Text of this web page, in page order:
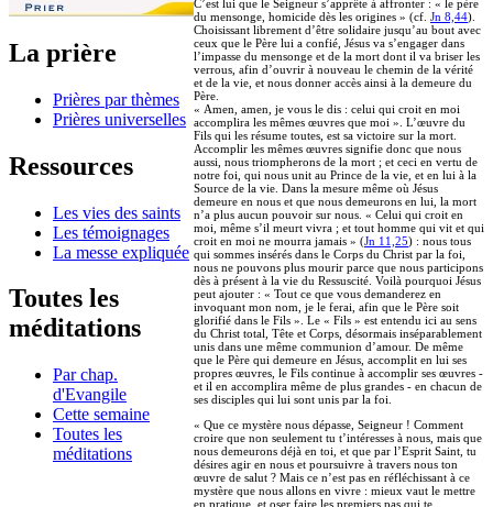
La prière
Prières par thèmes
Prières universelles
Ressources
Les vies des saints
Les témoignages
La messe expliquée
Toutes les
méditations
Par chap.
d'Evangile
Cette semaine
Toutes les
méditations
C’est lui que le Seigneur s’apprête à affronter : « le père
du mensonge, homicide dès les origines » (cf. Jn 8,44).
Choisissant librement d’être solidaire jusqu’au bout avec
ceux que le Père lui a confié, Jésus va s’engager dans
l’impasse du mensonge et de la mort dont il va briser les
verrous, afin d’ouvrir à nouveau le chemin de la vérité
et de la vie, et nous donner accès ainsi à la demeure du
Père.
« Amen, amen, je vous le dis : celui qui croit en moi
accomplira les mêmes œuvres que moi ». L’œuvre du
Fils qui les résume toutes, est sa victoire sur la mort.
Accomplir les mêmes œuvres signifie donc que nous
aussi, nous triompherons de la mort ; et ceci en vertu de
notre foi, qui nous unit au Prince de la vie, et en lui à la
Source de la vie. Dans la mesure même où Jésus
demeure en nous et que nous demeurons en lui, la mort
n’a plus aucun pouvoir sur nous. « Celui qui croit en
moi, même s’il meurt vivra ; et tout homme qui vit et qui
croit en moi ne mourra jamais » (Jn 11,25) : nous tous
qui sommes insérés dans le Corps du Christ par la foi,
nous ne pouvons plus mourir parce que nous participons
dès à présent à la vie du Ressuscité. Voilà pourquoi Jésus
peut ajouter : « Tout ce que vous demanderez en
invoquant mon nom, je le ferai, afin que le Père soit
glorifié dans le Fils ». Le « Fils » est entendu ici au sens
du Christ total, Tête et Corps, désormais inséparablement
unis dans une même communion d’amour. De même
que le Père qui demeure en Jésus, accomplit en lui ses
propres œuvres, le Fils continue à accomplir ses œuvres -
et il en accomplira même de plus grandes - en chacun de
ses disciples qui lui sont unis par la foi.
« Que ce mystère nous dépasse, Seigneur ! Comment
croire que non seulement tu t’intéresses à nous, mais que
nous demeurons déjà en toi, et que par l’Esprit Saint, tu
désires agir en nous et poursuivre à travers nous ton
œuvre de salut ? Mais ce n’est pas en réfléchissant à ce
mystère que nous allons en vivre : mieux vaut le mettre
en pratique, et oser faire les premiers pas qui te